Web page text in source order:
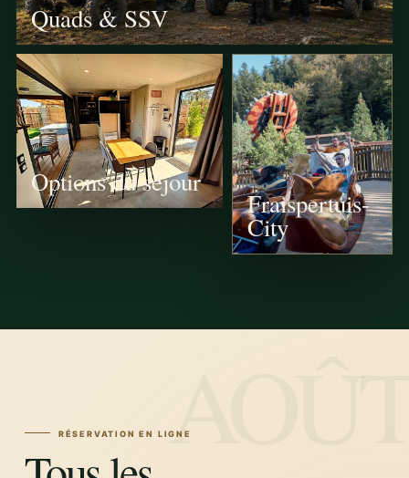
Quads & SSV
Options du séjour
Fraispertuis-
City
RÉSERVATION EN LIGNE